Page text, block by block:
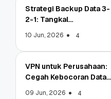
Strategi Backup Data 3-
2-1: Tangkal
10 Jun, 2026 4
VPN untuk Perusahaan:
Cegah Kebocoran Data
09 Jun, 2026 4